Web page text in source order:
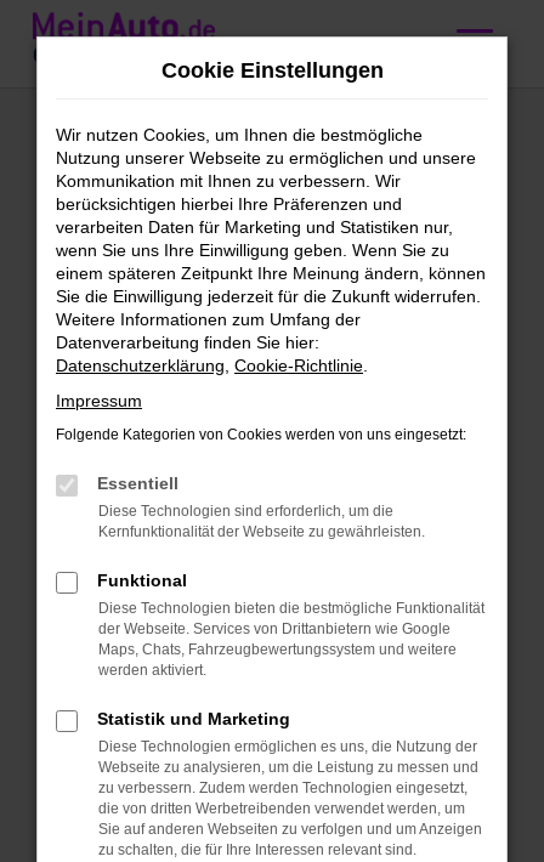
Zum
Hauptinhalt
Ford Mondeo
kaufen mit
Lieferservice nach
Ulm
Wir bieten günstige Ford
Mondeo für Ulm
Schleichst du bereits um einen Ford
diesem Modell in Ulm unterwegs sein?
Dann ist jetzt der richtige Moment, denn
wir bieten dieses erstklassige Fahrzeug
zu einem sensationellen Preis. Bei
MeinAuto Gebrauchtwagen bist du an
die Spezialisten für den Ford Mondeo
und eine Reihe anderer Modelle geraten.
Fahrzeuge aus erster Hand anbieten
und du durchweg scheckheftgepflegte
Autos erhältst. Wir sprechen dabei von
Fahrzeuge für den einheimischen Markt
und ausdrücklich nicht von EU-
Cookie Einstellungen
Wir nutzen Cookies, um Ihnen die bestmögliche
Nutzung unserer Webseite zu ermöglichen und unsere
Kommunikation mit Ihnen zu verbessern. Wir
berücksichtigen hierbei Ihre Präferenzen und
verarbeiten Daten für Marketing und Statistiken nur,
wenn Sie uns Ihre Einwilligung geben. Wenn Sie zu
einem späteren Zeitpunkt Ihre Meinung ändern, können
Sie die Einwilligung jederzeit für die Zukunft widerrufen.
Weitere Informationen zum Umfang der
Datenverarbeitung finden Sie hier:
Datenschutzerklärung Cookie-Richtlinie
Impressum
Folgende Kategorien von Cookies werden von uns eingesetzt:
Essentiell
Diese Technologien sind erforderlich, um die
Kernfunktionalität der Webseite zu gewährleisten.
Funktional
Diese Technologien bieten die bestmögliche Funktionalität
der Webseite. Services von Drittanbietern wie Google
Maps, Chats, Fahrzeugbewertungssystem und weitere
werden aktiviert.
Statistik und Marketing
Diese Technologien ermöglichen es uns, die Nutzung der
Webseite zu analysieren, um die Leistung zu messen und
zu verbessern. Zudem werden Technologien eingesetzt,
die von dritten Werbetreibenden verwendet werden, um
Sie auf anderen Webseiten zu verfolgen und um Anzeigen
zu schalten, die für Ihre Interessen relevant sind.